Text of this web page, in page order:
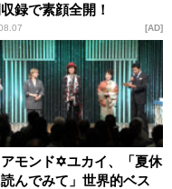
録で素顔全開！
AD
モンド✡ユカイ、「夏休
んでみて」世界的ベス